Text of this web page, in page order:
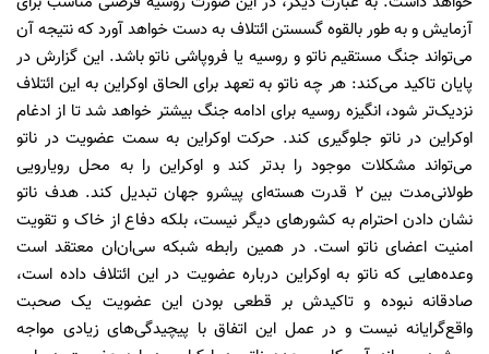
آزمایش و به طور بالقوه گسستن ائتلاف به دست خواهد آورد که نتیجه آن
می‌تواند جنگ مستقیم ناتو و روسیه یا فروپاشی ناتو باشد. این گزارش در
پایان تاکید می‌کند: هر چه ناتو به تعهد برای الحاق اوکراین به این ائتلاف
نزدیک‌تر شود، انگیزه روسیه برای ادامه جنگ بیشتر خواهد شد تا از ادغام
اوکراین در ناتو جلوگیری کند. حرکت اوکراین به سمت عضویت در ناتو
می‌تواند مشکلات موجود را بدتر کند و اوکراین را به محل رویارویی
طولانی‌مدت بین ۲ قدرت هسته‌ای پیشرو جهان تبدیل کند. هدف ناتو
نشان دادن احترام به کشورهای دیگر نیست، ‌بلکه دفاع از خاک و تقویت
امنیت اعضای ناتو است. در همین رابطه شبکه سی‌ان‌ان معتقد است
وعده‌هایی که ناتو به اوکراین درباره عضویت در این ائتلاف داده است،
صادقانه نبوده و تاکیدش بر قطعی بودن این عضویت یک صحبت
واقع‌گرایانه نیست و در عمل این اتفاق با پیچیدگی‌های زیادی مواجه